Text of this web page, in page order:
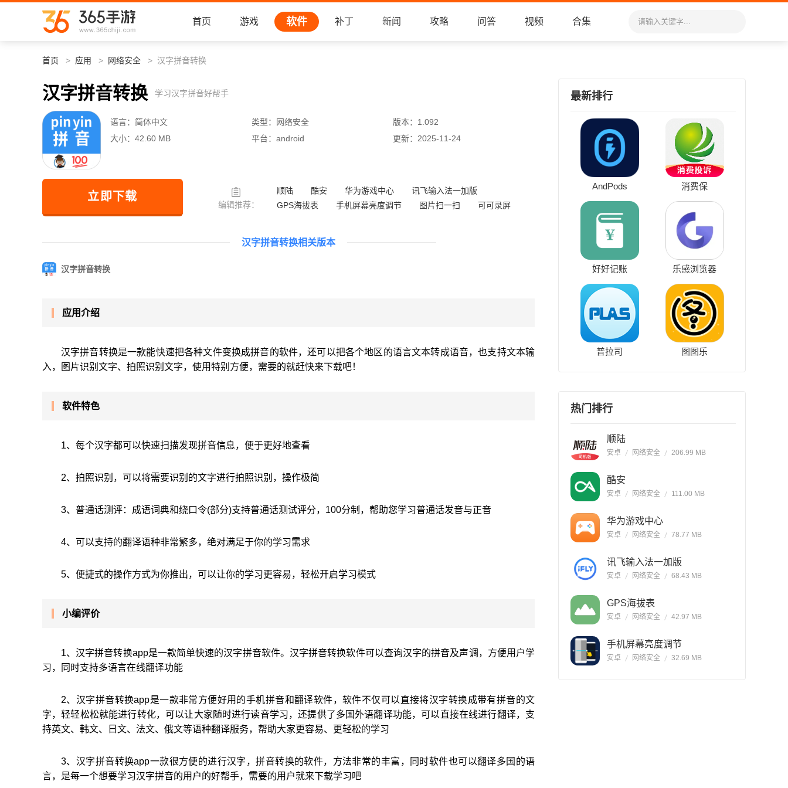
首页 游戏 软件 补丁 新闻 攻略 问答 视频 合集
首页 应用 网络安全 汉字拼音转换
汉字拼音转换 学习汉字拼音好帮手
语言： 简体中文 类型： 网络安全 版本： 1.092
大小： 42.60 MB 平台： android 更新： 2025-11-24
立即下载
编辑推荐：
顺陆 酷安 华为游戏中心
讯飞输入法一加版
GPS海拔表
手机屏幕亮度调节 图片扫一扫 可可录屏
汉字拼音转换相关版本
汉字拼音转换
应用介绍
汉字拼音转换是一款能快速把各种文件变换成拼音的软件，还可以把各个地区的语言文本转成语音，也支持文本输
入，图片识别文字、拍照识别文字，使用特别方便，需要的就赶快来下载吧！
软件特色
1、每个汉字都可以快速扫描发现拼音信息，便于更好地查看
2、拍照识别，可以将需要识别的文字进行拍照识别，操作极简
3、普通话测评：成语词典和绕口令(部分)支持普通话测试评分，100分制，帮助您学习普通话发音与正音
4、可以支持的翻译语种非常繁多，绝对满足于你的学习需求
5、便捷式的操作方式为你推出，可以让你的学习更容易，轻松开启学习模式
小编评价
1、汉字拼音转换app是一款简单快速的汉字拼音软件。汉字拼音转换软件可以查询汉字的拼音及声调，方便用户学
习，同时支持多语言在线翻译功能
2、汉字拼音转换app是一款非常方便好用的手机拼音和翻译软件，软件不仅可以直接将汉字转换成带有拼音的文
字，轻轻松松就能进行转化，可以让大家随时进行读音学习，还提供了多国外语翻译功能，可以直接在线进行翻译，支
持英文、韩文、日文、法文、俄文等语种翻译服务，帮助大家更容易、更轻松的学习
3、汉字拼音转换app一款很方便的进行汉字，拼音转换的软件，方法非常的丰富，同时软件也可以翻译多国的语
言，是每一个想要学习汉字拼音的用户的好帮手，需要的用户就来下载学习吧
最新排行
AndPods 消费保
好好记账 乐感浏览器
普拉司 图图乐
热门排行
顺陆
安卓 网络安全 206.99 MB
酷安
安卓 网络安全 111.00 MB
华为游戏中心
安卓 网络安全 78.77 MB
讯飞输入法一加版
安卓 网络安全 68.43 MB
GPS海拔表
安卓 网络安全 42.97 MB
手机屏幕亮度调节
安卓 网络安全 32.69 MB